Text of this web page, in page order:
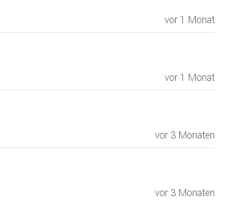
vor 1 Monat
vor 1 Monat
vor 3 Monaten
vor 3 Monaten